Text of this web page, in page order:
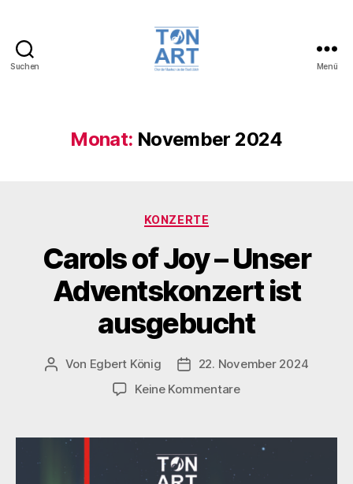
Suchen
Musikschule
der
Menü
Monat: November 2024
Kategorien
KONZERTE
Carols of Joy – Unser
Adventskonzert ist
ausgebucht
Beitragsautor
Von Egbert König Veröffentlichungsdatum
22. November 2024
Keine Kommentarezu
Joy
Unser